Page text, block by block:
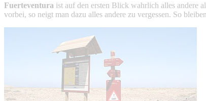
Fuerteventura ist auf den ersten Blick wahrlich alles andere
vorbei, so neigt man dazu alles andere zu vergessen. So